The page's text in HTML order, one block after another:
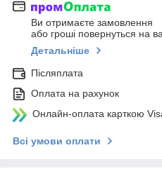
Ви отримаєте замовлення
або гроші повернуться на
Детальніше
Післяплата
Оплата на рахунок
Онлайн-оплата карткою
Всі умови оплати